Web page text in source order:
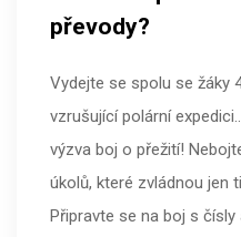
převody?
Vydejte se spolu se žáky
vzrušující polární
výzva boj o přežití!
úkolů, které zvládnou jen
Připravte se na boj s čísly